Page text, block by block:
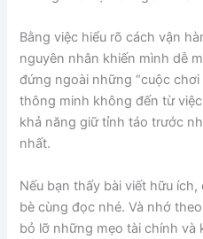
Bằng việc hiểu rõ cách vận
nguyên nhân khiến mình dễ
đứng ngoài những “cuộc
thông minh không đến từ
khả năng giữ tỉnh táo trước
nhất.
Nếu bạn thấy bài viết hữu
bè cùng đọc nhé. Và nhớ
bỏ lỡ những mẹo tài chính và